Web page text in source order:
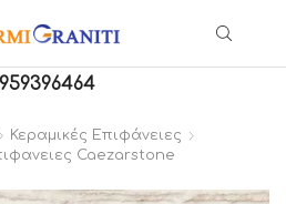
Κεραμικές Επιφάνειες
Caezarstone